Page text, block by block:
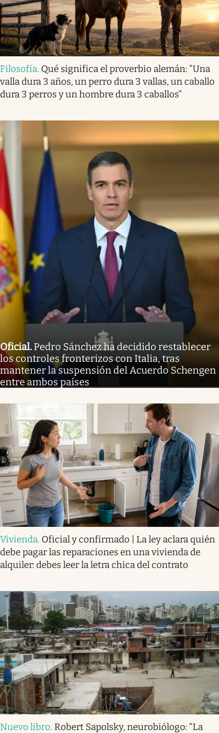
Filosofía. Qué significa el proverbio alemán: “Una
valla dura 3 años, un perro dura 3 vallas, un caballo
dura 3 perros y un hombre dura 3 caballos”
Oficial. Pedro Sánchez ha decidido restablecer
los controles fronterizos con Italia, tras
mantener la suspensión del Acuerdo Schengen
entre ambos países
Vivienda. Oficial y confirmado | La ley aclara quién
debe pagar las reparaciones en una vivienda de
alquiler: debes leer la letra chica del contrato
Nuevo libro. Robert Sapolsky, neurobiólogo: “La